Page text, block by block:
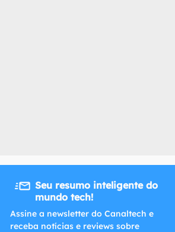
do Canaltech.
Seu resumo inteligente do
mundo tech!
Assine a newsletter do Canaltech e
receba notícias e reviews sobre